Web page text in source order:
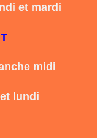
et mardi
midi
lundi